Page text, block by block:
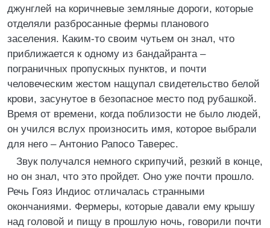
джунглей на коричневые земляные дороги, которые
отделяли разбросанные фермы планового
заселения. Каким-то своим чутьем он знал, что
приближается к одному из бандайранта –
пограничных пропускных пунктов, и почти
человеческим жестом нащупал свидетельство белой
крови, засунутое в безопасное место под рубашкой.
Время от времени, когда поблизости не было людей,
он учился вслух произносить имя, которое выбрали
для него – Антонио Рапосо Таверес.
Звук получался немного скрипучий, резкий в конце,
но он знал, что это пройдет. Оно уже почти прошло.
Речь Гояз Индиос отличалась странными
окончаниями. Фермеры, которые давали ему крышу
над головой и пищу в прошлую ночь, говорили почти